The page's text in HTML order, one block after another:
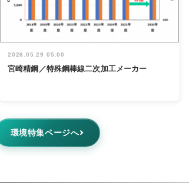
2026.05.29 05:00
宮崎精鋼／特殊鋼棒線二次加工メーカー
環境特集ページへ